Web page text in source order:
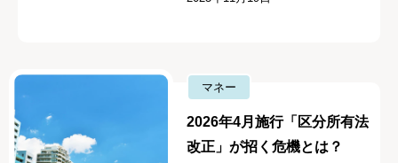
マネー
2026年4月施行「区分所有法
改正」が招く危機とは？